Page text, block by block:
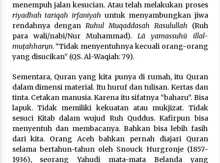
menempuh jalan kesucian. Atau telah melakukan proses
riyadhah tariqah irfaniyah untuk menyambungkan jiwa
rendahnya denganRuhul Muqaddasah Rasulullah (Ruh
para wali/nabi/Nur Muhammad). Lā yamassuhū illal-
muṭahharụn. “Tidak menyentuhnya kecuali orang-orang
yang disucikan” (QS. Al-Waqiah: 79).
Sementara, Quran yang kita punya di rumah, itu Quran
dalam dimensi material. Itu huruf dan tulisan. Kertas dan
tinta. Cetakan manusia. Karena itu sifatnya “baharu”. Bisa
lapuk. Tidak memiliki kekuatan atau mukjizat. Tidak
sesuci Kitab dalam wujud Ruh Quddus. Kafirpun bisa
menyentuh dan membacanya. Bahkan bisa lebih fasih
dari kita. Orang Aceh bahkan pernah diajari Quran
selama bertahun-tahun oleh Snouck Hurgronje (1857-
1936), seorang Yahudi mata-mata Belanda yang